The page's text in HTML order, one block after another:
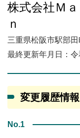
株式会社Ｍ
ｎ
三重県松阪市駅部田
最終更新年月日：令
変更履歴情報
No.1